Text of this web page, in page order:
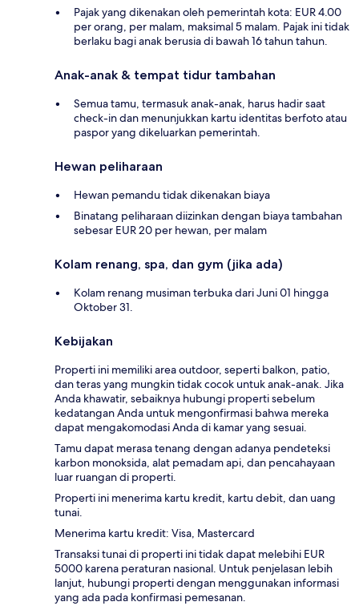
Pajak yang dikenakan oleh pemerintah kota: EUR 4.00
per orang, per malam, maksimal 5 malam. Pajak ini tidak
berlaku bagi anak berusia di bawah 16 tahun tahun.
Anak-anak & tempat tidur tambahan
Semua tamu, termasuk anak-anak, harus hadir saat
check-in dan menunjukkan kartu identitas berfoto atau
paspor yang dikeluarkan pemerintah.
Hewan peliharaan
Hewan pemandu tidak dikenakan biaya
Binatang peliharaan diizinkan dengan biaya tambahan
sebesar EUR 20 per hewan, per malam
Kolam renang, spa, dan gym (jika ada)
Kolam renang musiman terbuka dari Juni 01 hingga
Oktober 31.
Kebijakan
Properti ini memiliki area outdoor, seperti balkon, patio,
dan teras yang mungkin tidak cocok untuk anak-anak. Jika
Anda khawatir, sebaiknya hubungi properti sebelum
kedatangan Anda untuk mengonfirmasi bahwa mereka
dapat mengakomodasi Anda di kamar yang sesuai.
Tamu dapat merasa tenang dengan adanya pendeteksi
karbon monoksida, alat pemadam api, dan pencahayaan
luar ruangan di properti.
Properti ini menerima kartu kredit, kartu debit, dan uang
tunai.
Menerima kartu kredit: Visa, Mastercard
Transaksi tunai di properti ini tidak dapat melebihi EUR
5000 karena peraturan nasional. Untuk penjelasan lebih
lanjut, hubungi properti dengan menggunakan informasi
yang ada pada konfirmasi pemesanan.